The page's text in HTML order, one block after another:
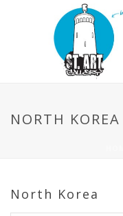
NORTH KOREA
North Korea